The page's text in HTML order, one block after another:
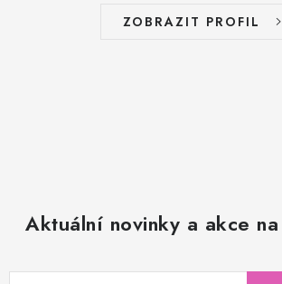
ZOBRAZIT PROFIL
Aktuální novinky a akce